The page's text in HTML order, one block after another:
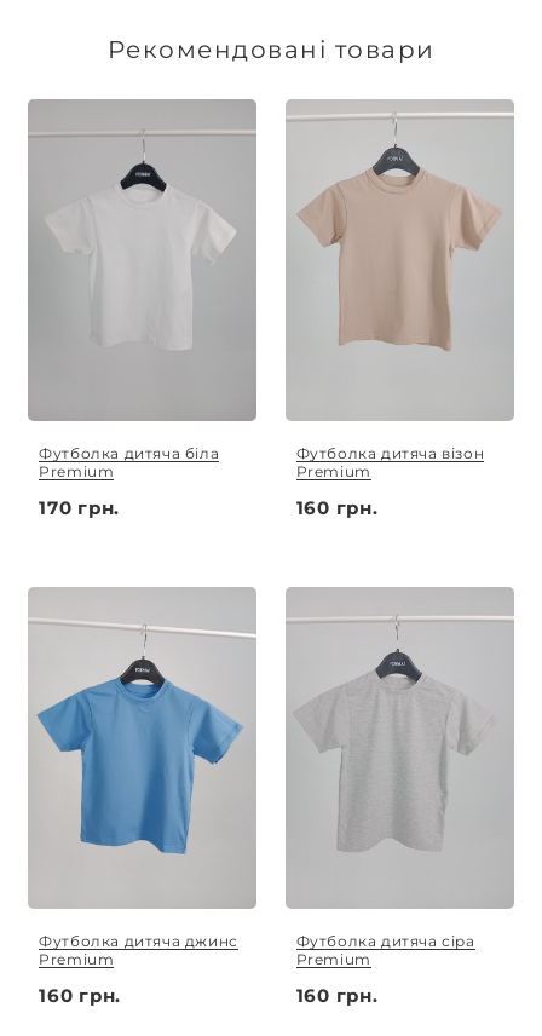
виготовлення індивідуальних замовлень
Рекомендовані товари
Футболка дитяча біла
Premium
170 грн.
Футболка дитяча візон
Premium
160 грн.
Футболка дитяча джинс
Premium
160 грн.
Футболка дитяча сіра
Premium
160 грн.